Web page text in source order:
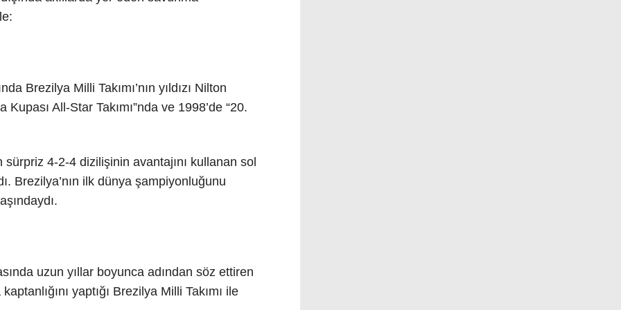
Brezilya Milli Takımı’nın yıldızı Nilton
All-Star Takımı”nda ve 1998’de “20.
sürpriz 4-2-4 dizilişinin avantajını kullanan sol
Brezilya’nın ilk dünya şampiyonluğunu
uzun yıllar boyunca adından söz ettiren
yaptığı Brezilya Milli Takımı ile